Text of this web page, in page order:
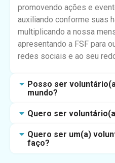
promovendo ações e
auxiliando conforme suas
multiplicando a nossa
apresentando a FSF para
redes sociais e ao seu
Posso ser
mundo?
Quero ser
Quero ser um(a)
faço?